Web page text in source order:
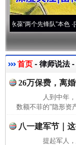
两个先锋队”本色·[视频]牢
首页 - 律师说法 -
26万保费，离
人到中年，
数额不菲的"隐形资
八一建军节｜
提起军人，